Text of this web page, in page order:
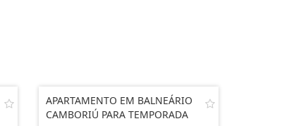
APARTAMENTO EM BALNEÁRIO
CAMBORIÚ PARA TEMPORADA